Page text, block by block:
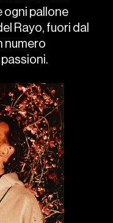
ogni pallone
Rayo, fuori dal
numero